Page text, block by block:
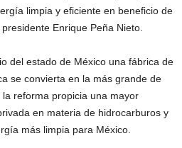
limpia y eficiente en beneficio de
Enrique Peña Nieto.
del estado de México una fábrica de
se convierta en la más grande de
reforma propicia una mayor
en materia de hidrocarburos y
más limpia para México.